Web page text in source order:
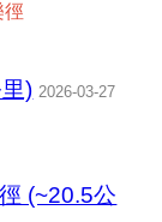
徑
) 2026-03-27
(~20.5公